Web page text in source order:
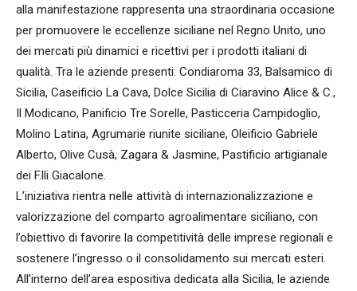
alla manifestazione rappresenta una straordinaria occasione
per promuovere le eccellenze siciliane nel Regno Unito, uno
dei mercati più dinamici e ricettivi per i prodotti italiani di
qualità. Tra le aziende presenti: Condiaroma 33, Balsamico di
Sicilia, Caseificio La Cava, Dolce Sicilia di Ciaravino Alice & C.,
Il Modicano, Panificio Tre Sorelle, Pasticceria Campidoglio,
Molino Latina, Agrumarie riunite siciliane, Oleificio Gabriele
Alberto, Olive Cusà, Zagara & Jasmine, Pastificio artigianale
dei F.lli Giacalone.
L’iniziativa rientra nelle attività di internazionalizzazione e
valorizzazione del comparto agroalimentare siciliano, con
l’obiettivo di favorire la competitività delle imprese regionali e
sostenere l’ingresso o il consolidamento sui mercati esteri.
All’interno dell’area espositiva dedicata alla Sicilia, le aziende